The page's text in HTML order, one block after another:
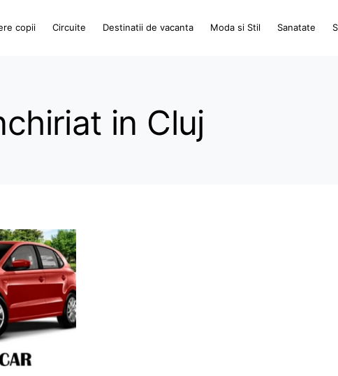
copii Circuite Destinatii de vacanta Moda si Stil Sanatate
in Cluj